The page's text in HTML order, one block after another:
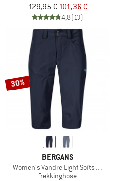
129,95 € 101,36 €
4,8(13)
30%
BERGANS
Women's Vandre Light Softshell
Trekkinghose